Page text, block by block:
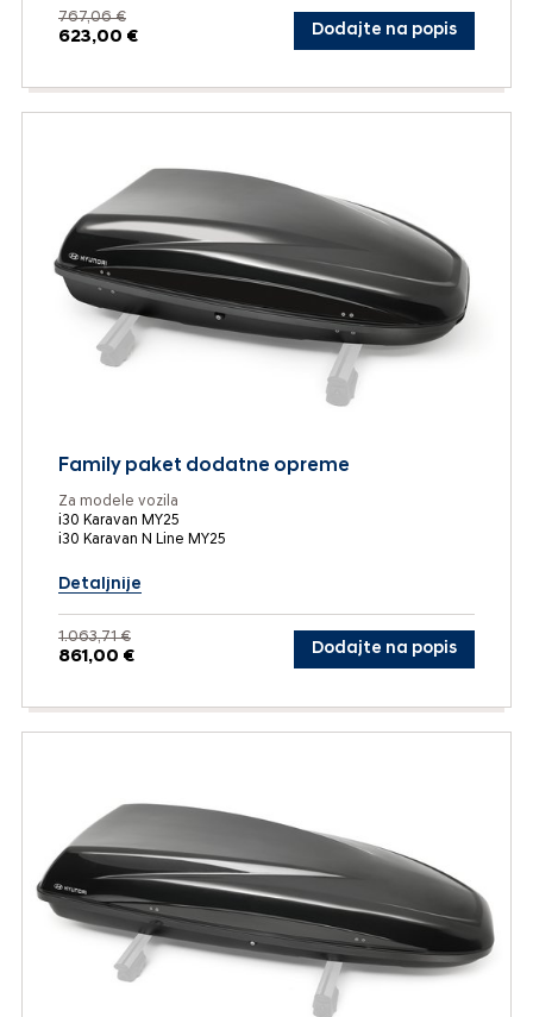
767,06 €
623,00 € Dodajte na popis
Family paket dodatne opreme
Za modele vozila
i30 Karavan MY25
i30 Karavan N Line MY25
Detaljnije
1.063,71 €
861,00 € Dodajte na popis